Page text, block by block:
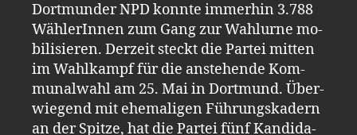
Dort­mun­der NPD konn­te im­mer­hin 3.​788
Wäh­le­rIn­nen zum Gang zur Wahl­ur­ne mo­
bi­li­sie­ren. Der­zeit steckt die Par­tei mit­ten
im Wahl­kampf für die an­ste­hen­de Kom­
mu­nal­wahl am 25. Mai in Dort­mund. Über­
wie­gend mit ehe­ma­li­gen Füh­rungs­ka­dern
an der Spit­ze, hat die Par­tei fünf Kan­di­da­